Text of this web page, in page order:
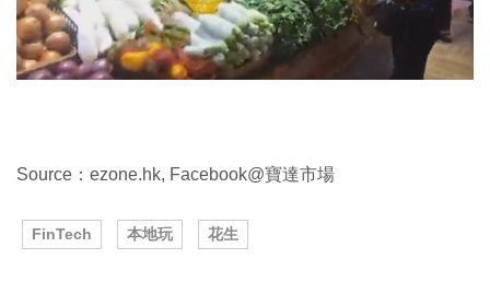
Source：ezone.hk, Facebook@寶達市場
FinTech 本地玩 花生